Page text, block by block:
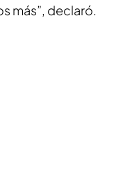
más”, declaró.